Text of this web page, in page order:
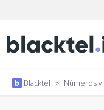
Blacktel » Números